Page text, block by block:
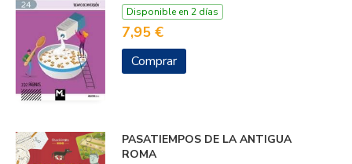
Disponible en 2 días
7,95 €
Comprar
PASATIEMPOS DE LA ANTIGUA
ROMA